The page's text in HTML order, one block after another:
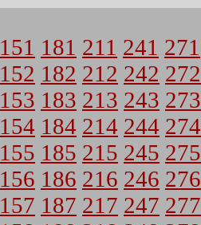
151 181 211 241 271
152 182 212 242 272
153 183 213 243 273
154 184 214 244 274
155 185 215 245 275
156 186 216 246 276
157 187 217 247 277